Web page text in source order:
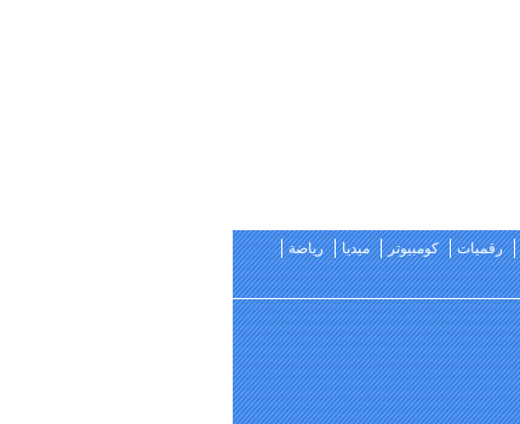
رقميات كومبيوتر ميديا
رياضة